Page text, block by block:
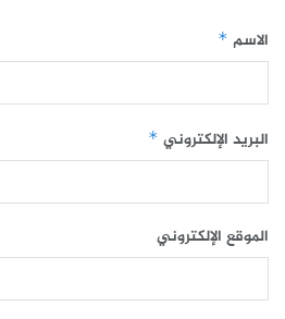
الاسم *
البريد الإلكتروني *
الموقع الإلكتروني